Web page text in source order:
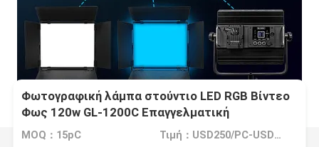
Φωτογραφική λάμπα στούντιο LED RGB Βίντεο
Φως 120w GL-1200C Επαγγελματική
Φωτογραφία Φωτογραφία Φωτογραφία
MOQ：15pC Τιμή：USD250/PC-USD270/PC